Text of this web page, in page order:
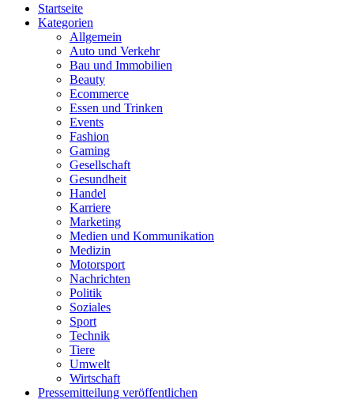
Startseite
Kategorien
Allgemein
Auto und Verkehr
Bau und Immobilien
Beauty
Ecommerce
Essen und Trinken
Events
Fashion
Gaming
Gesellschaft
Gesundheit
Handel
Karriere
Marketing
Medien und Kommunikation
Medizin
Motorsport
Nachrichten
Politik
Soziales
Sport
Technik
Tiere
Umwelt
Wirtschaft
Pressemitteilung veröffentlichen